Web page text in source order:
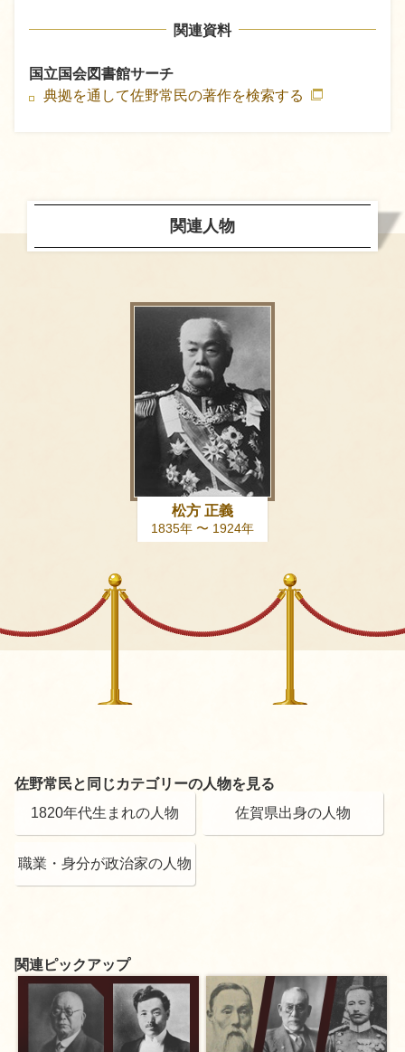
関連資料
国立国会図書館サーチ
典拠を通して佐野常民の著作を検索する
関連人物
松方 正義
1835年 〜 1924年
佐野常民と同じカテゴリーの人物を見る
1820年代生まれの人物
佐賀県出身の人物
職業・身分が政治家の人物
関連ピックアップ